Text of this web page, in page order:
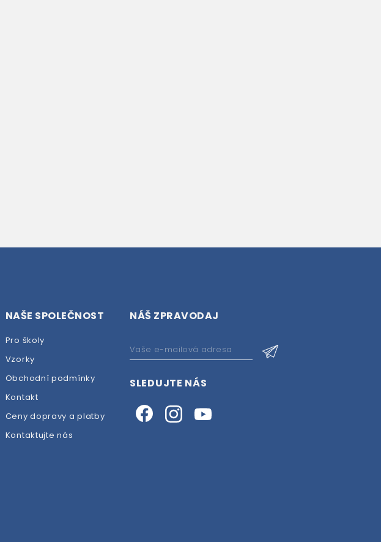
NAŠE SPOLEČNOST
Pro školy
Vzorky
Obchodní podmínky
Kontakt
Ceny dopravy a platby
Kontaktujte nás
NÁŠ ZPRAVODAJ
SLEDUJTE NÁS